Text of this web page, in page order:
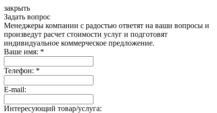
закрыть
Задать вопрос
Менеджеры компании с радостью ответят на ваши вопросы и
произведут расчет стоимости услуг и подготовят
индивидуальное коммерческое предложение.
Ваше имя: *
Телефон: *
E-mail:
Интересующий товар/услуга: